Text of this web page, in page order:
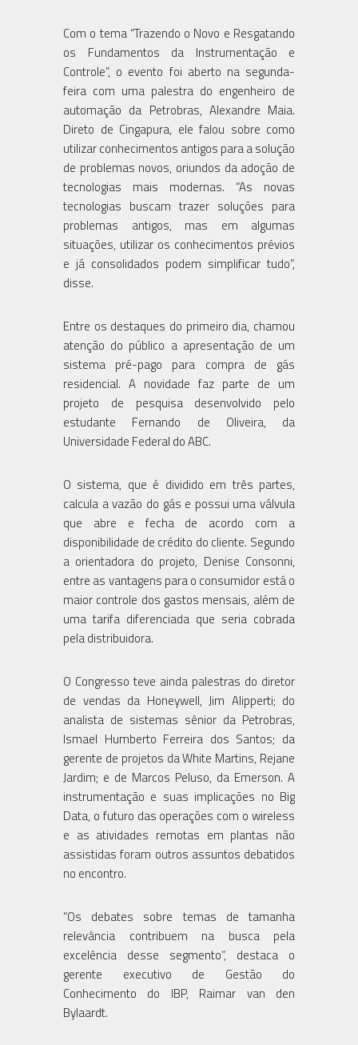
Com o tema “Trazendo o Novo e Resgatando
os Fundamentos da Instrumentação e
Controle”, o evento foi aberto na segunda-
feira com uma palestra do engenheiro de
automação da Petrobras, Alexandre Maia.
Direto de Cingapura, ele falou sobre como
utilizar conhecimentos antigos para a solução
de problemas novos, oriundos da adoção de
tecnologias mais modernas. “As novas
tecnologias buscam trazer soluções para
problemas antigos, mas em algumas
situações, utilizar os conhecimentos prévios
e já consolidados podem simplificar tudo”,
disse.
Entre os destaques do primeiro dia, chamou
atenção do público a apresentação de um
sistema pré-pago para compra de gás
residencial. A novidade faz parte de um
projeto de pesquisa desenvolvido pelo
estudante Fernando de Oliveira, da
Universidade Federal do ABC.
O sistema, que é dividido em três partes,
calcula a vazão do gás e possui uma válvula
que abre e fecha de acordo com a
disponibilidade de crédito do cliente. Segundo
a orientadora do projeto, Denise Consonni,
entre as vantagens para o consumidor está o
maior controle dos gastos mensais, além de
uma tarifa diferenciada que seria cobrada
pela distribuidora.
O Congresso teve ainda palestras do diretor
de vendas da Honeywell, Jim Alipperti; do
analista de sistemas sênior da Petrobras,
Ismael Humberto Ferreira dos Santos; da
gerente de projetos da White Martins, Rejane
Jardim; e de Marcos Peluso, da Emerson. A
instrumentação e suas implicações no Big
Data, o futuro das operações com o wireless
e as atividades remotas em plantas não
assistidas foram outros assuntos debatidos
no encontro.
“Os debates sobre temas de tamanha
relevância contribuem na busca pela
excelência desse segmento”, destaca o
gerente executivo de Gestão do
Conhecimento do IBP, Raimar van den
Bylaardt.